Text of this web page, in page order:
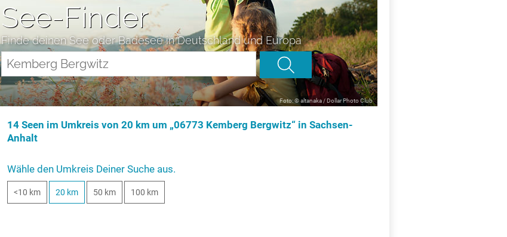
See-Finder
Finde deinen See oder Badesee in Deutschland und Europa
Foto: © altanaka / Dollar Photo Club
14 Seen im Umkreis von 20 km um „06773 Kemberg Bergwitz“ in Sachsen-
Anhalt
Wähle den Umkreis Deiner Suche aus.
<10 km 20 km 50 km 100 km